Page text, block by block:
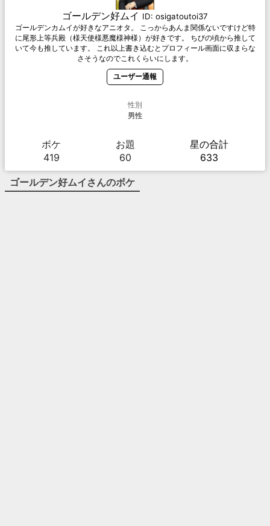
ゴールデン好ムイ ID: osigatoutoi37
ゴールデンカムイが好きなアニオタ。 こっからあんま関係ないですけど特
に尾形上等兵殿（様天使様悪魔様神様）が好きです。 ちびの頃から推して
いて今も推しています。 これ以上書き込むとプロフィール画面に収まらな
さそうなのでこれくらいにします。
ユーザー通報
性別
男性
ボケ
419
お題
60
星の合計
633
ゴールデン好ムイ さんのボケ